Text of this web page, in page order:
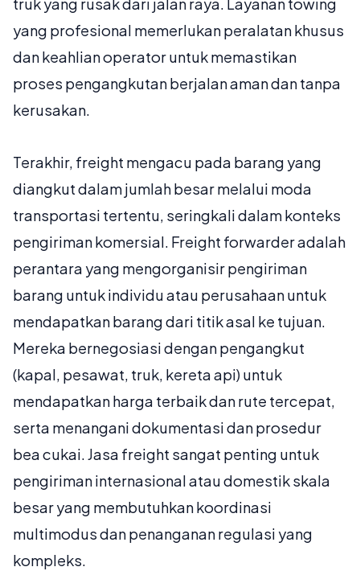
truk yang rusak dari jalan raya. Layanan towing
yang profesional memerlukan peralatan khusus
dan keahlian operator untuk memastikan
proses pengangkutan berjalan aman dan tanpa
kerusakan.
Terakhir, freight mengacu pada barang yang
diangkut dalam jumlah besar melalui moda
transportasi tertentu, seringkali dalam konteks
pengiriman komersial. Freight forwarder adalah
perantara yang mengorganisir pengiriman
barang untuk individu atau perusahaan untuk
mendapatkan barang dari titik asal ke tujuan.
Mereka bernegosiasi dengan pengangkut
(kapal, pesawat, truk, kereta api) untuk
mendapatkan harga terbaik dan rute tercepat,
serta menangani dokumentasi dan prosedur
bea cukai. Jasa freight sangat penting untuk
pengiriman internasional atau domestik skala
besar yang membutuhkan koordinasi
multimodus dan penanganan regulasi yang
kompleks.